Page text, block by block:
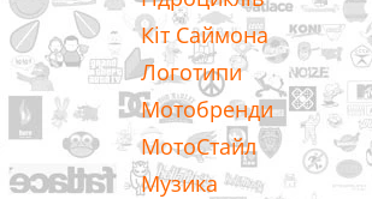
Кіт Саймона
Логотипи
Мотобренди
МотоСтайл
Музика